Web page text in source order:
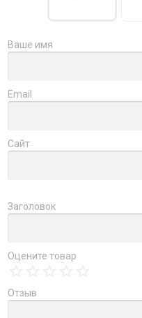
Ваше имя
Email
Сайт
Заголовок
Оцените товар
Отзыв